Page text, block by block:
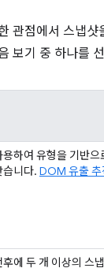
관점에서 스냅샷
보기 중 하나를
용하여 유형을 기반
습니다. DOM 유출 추
후에 두 개 이상의 스